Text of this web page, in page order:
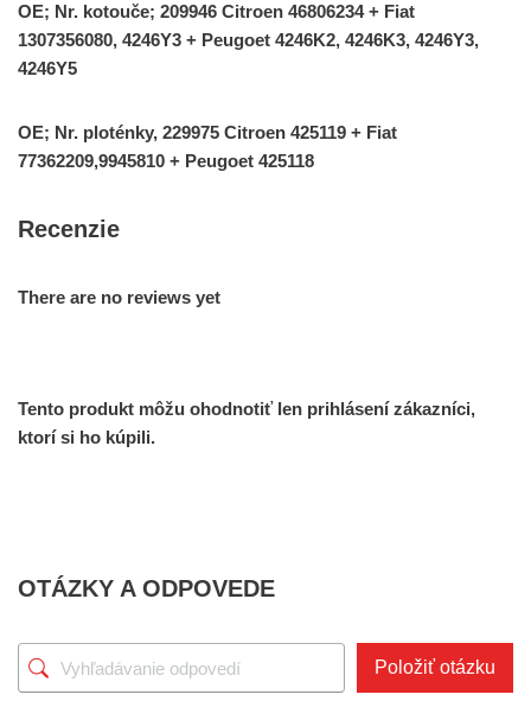
OE; Nr. kotouče; 209946 Citroen 46806234 + Fiat
1307356080, 4246Y3 + Peugoet 4246K2, 4246K3, 4246Y3,
4246Y5
OE; Nr. ploténky, 229975 Citroen 425119 + Fiat
77362209,9945810 + Peugoet 425118
Recenzie
There are no reviews yet
Tento produkt môžu ohodnotiť len prihlásení zákazníci,
ktorí si ho kúpili.
OTÁZKY A ODPOVEDE
Položiť otázku